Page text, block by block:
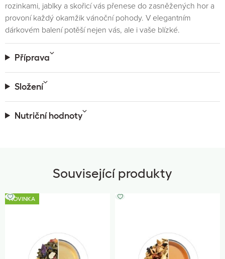
rozinkami, jablky a skořicí vás přenese do zasněžených hor a
provoní každý okamžik vánoční pohody. V elegantním
dárkovém balení potěší nejen vás, ale i vaše blízké.
Příprava
Složení
Nutriční hodnoty
Související produkty
NOVINKA